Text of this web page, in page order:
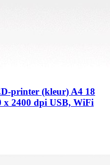
printer (kleur) A4 18
x 2400 dpi USB, WiFi